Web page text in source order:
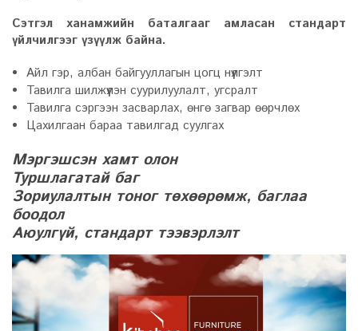
Сэтгэл ханамжийн баталгааг амласан стандарт
үйлчилгээг үзүүлж байна.
Айл гэр, албан байгууллагын цогц нүүлгэлт
Тавилга шилжүүлэн суурилуулалт, угсралт
Тавилга сэргээн засварлах, өнгө загвар өөрчлөх
Цахилгаан бараа тавилгад суулгах
Мэргэшсэн хамт олон
Туршлагатай баг
Зориулалтын тоног төхөөрөмж, баглаа
боодол
Аюулгүй, стандарт тээвэрлэлт